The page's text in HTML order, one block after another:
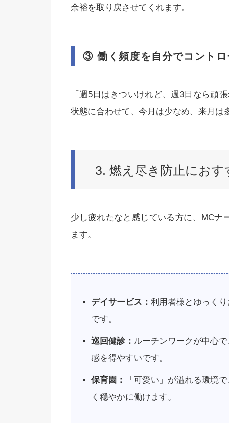
余裕を取り戻させてくれます。
③ 働く頻度を自分でコントロ
「週5日はきついけれど、週3日なら頑
状態に合わせて、今月は少なめ、来月は
3. 燃え尽き防止におす
少し疲れたなと感じている方に、MCナ
ます。
デイサービス： 利用者様とゆっく
です。
巡回健診： ルーチンワークが中心
感を得やすいです。
保育園：
「可愛い」が溢れる環境
く穏やかに働けます。